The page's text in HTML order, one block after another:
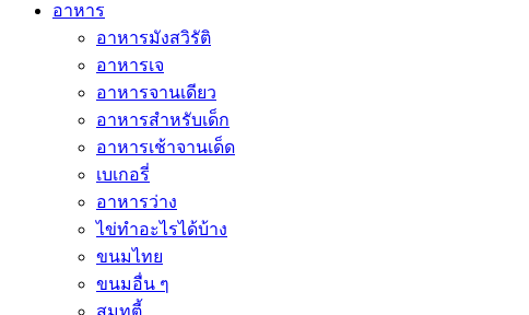
อาหาร
อาหารมังสวิรัติ
อาหารเจ
อาหารจานเดียว
อาหารสำหรับเด็ก
อาหารเช้าจานเด็ด
เบเกอรี่
อาหารว่าง
ไข่ทำอะไรได้บ้าง
ขนมไทย
ขนมอื่น ๆ
สมูทตี้